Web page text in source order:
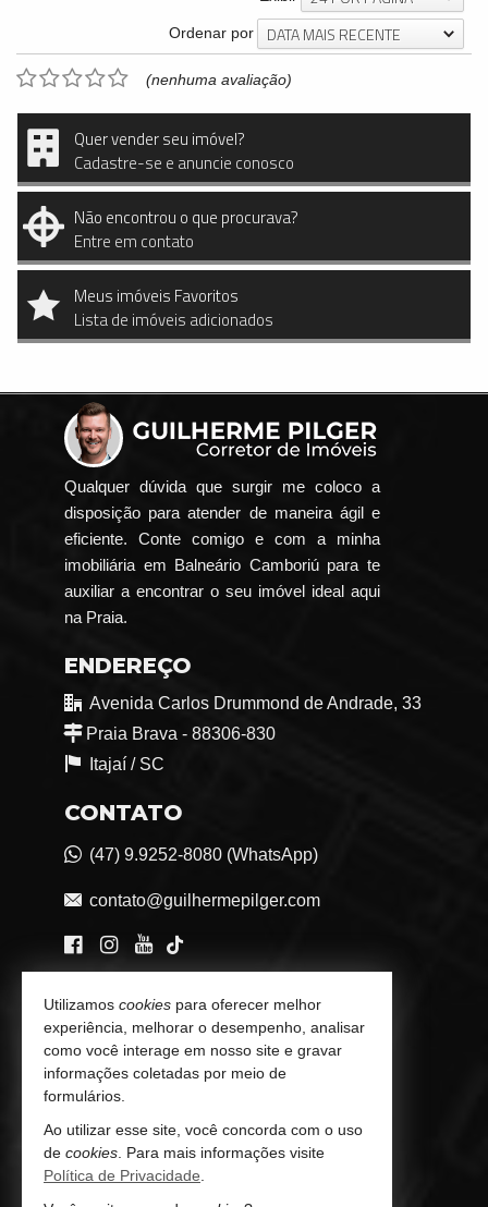
Ordenar por DATA MAIS RECENTE
(nenhuma avaliação)
Quer vender seu imóvel?
Cadastre-se e anuncie conosco
Não encontrou o que procurava?
Entre em contato
Meus imóveis Favoritos
Lista de imóveis adicionados
Qualquer dúvida que surgir me coloco a
disposição para atender de maneira ágil e
eficiente. Conte comigo e com a minha
imobiliária em Balneário Camboriú para te
auxiliar a encontrar o seu imóvel ideal aqui
na Praia.
ENDEREÇO
Avenida Carlos Drummond de Andrade, 33
Praia Brava - 88306-830
Itajaí / SC
CONTATO
(47) 9.9252-8080 (WhatsApp)
contato@guilhermepilger.com
VEJA MAIS
Consultoria Imobiliária Personalizada
trabalhe conosco
Indicadores Financeiros
Imóveis Favoritos
Utilizamos cookies para oferecer melhor
experiência, melhorar o desempenho, analisar
como você interage em nosso site e gravar
informações coletadas por meio de
formulários.
Ao utilizar esse site, você concorda com o uso
de cookies . Para mais informações visite
Política de Privacidade